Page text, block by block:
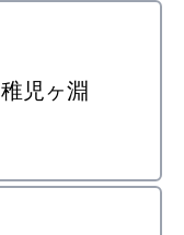
稚児ヶ淵